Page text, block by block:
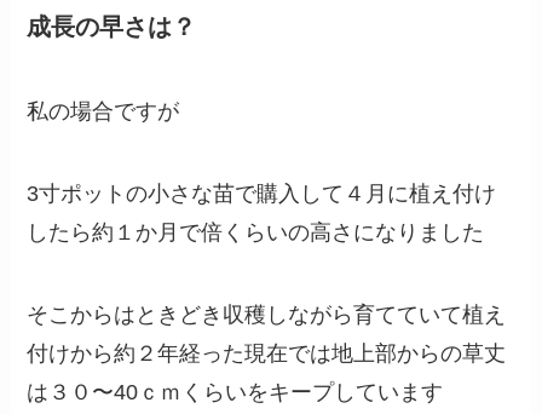
成長の早さは？
私の場合ですが
3寸ポットの小さな苗で購入して４月に植え付け
したら約１か月で倍くらいの高さになりました
そこからはときどき収穫しながら育てていて植え
付けから約２年経った現在では地上部からの草丈
は３０〜40ｃｍくらいをキープしています